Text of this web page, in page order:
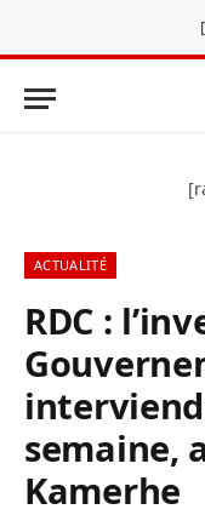
ACTUALITÉ
RDC :
semaine,
Kamerhe